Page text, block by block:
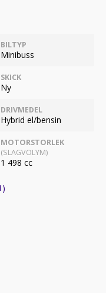
BILTYP
Minibuss
SKICK
Ny
DRIVMEDEL
Hybrid el/bensin
MOTORSTORLEK
(SLAGVOLYM)
1 498 cc